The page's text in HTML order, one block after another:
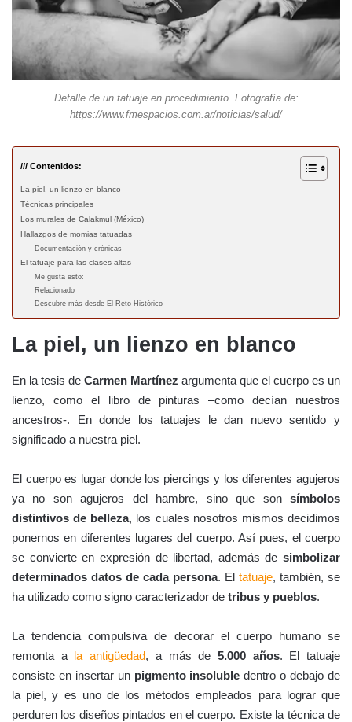
Detalle de un tatuaje en procedimiento. Fotografía de:
https://www.fmespacios.com.ar/noticias/salud/
/// Contenidos:
La piel, un lienzo en blanco
Técnicas principales
Los murales de Calakmul (México)
Hallazgos de momias tatuadas
Documentación y crónicas
El tatuaje para las clases altas
Me gusta esto:
Relacionado
Descubre más desde El Reto Histórico
La piel, un lienzo en blanco
En la tesis de Carmen Martínez argumenta que el cuerpo es un
lienzo, como el libro de pinturas –como decían nuestros
ancestros-. En donde los tatuajes le dan nuevo sentido y
significado a nuestra piel.
El cuerpo es lugar donde los piercings y los diferentes agujeros
ya no son agujeros del hambre, sino que son símbolos
distintivos de belleza, los cuales nosotros mismos decidimos
ponernos en diferentes lugares del cuerpo. Así pues, el cuerpo
se convierte en expresión de libertad, además de simbolizar
determinados datos de cada persona. El tatuaje, también, se
ha utilizado como signo caracterizador de tribus y pueblos.
La tendencia compulsiva de decorar el cuerpo humano se
remonta a la antigüedad, a más de 5.000 años. El tatuaje
consiste en insertar un pigmento insoluble dentro o debajo de
la piel, y es uno de los métodos empleados para lograr que
perduren los diseños pintados en el cuerpo. Existe la técnica de